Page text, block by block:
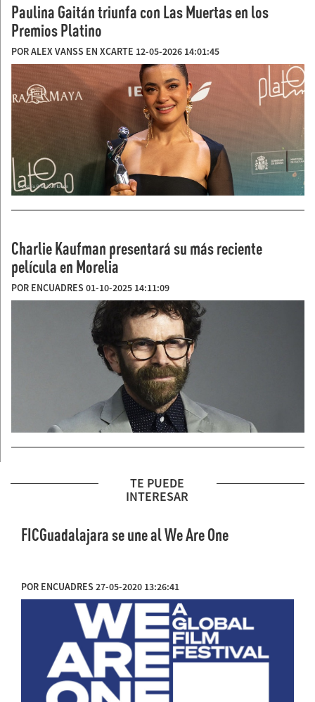
Paulina Gaitán triunfa con Las Muertas en los
Premios Platino
POR ALEX VANSS EN XCARTE 12-05-2026 14:01:45
Charlie Kaufman presentará su más reciente
película en Morelia
POR ENCUADRES 01-10-2025 14:11:09
TE PUEDE
INTERESAR
FICGuadalajara se une al We Are One
POR ENCUADRES 27-05-2020 13:26:41